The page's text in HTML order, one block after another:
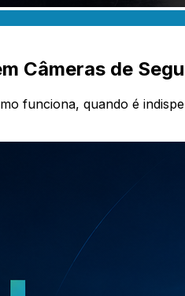
Câmeras de
funciona, quando é